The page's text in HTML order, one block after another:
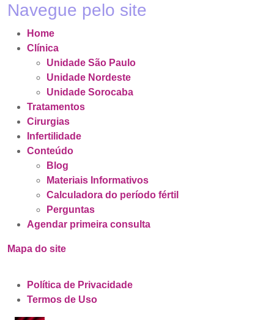
Navegue pelo site
Home
Clínica
Unidade São Paulo
Unidade Nordeste
Unidade Sorocaba
Tratamentos
Cirurgias
Infertilidade
Conteúdo
Blog
Materiais Informativos
Calculadora do período fértil
Perguntas
Agendar primeira consulta
Mapa do site
Política de Privacidade
Termos de Uso